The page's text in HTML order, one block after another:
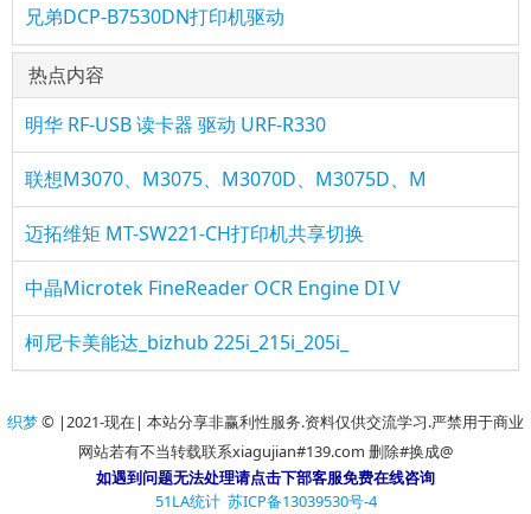
兄弟DCP-B7530DN打印机驱动
热点内容
明华 RF-USB 读卡器 驱动 URF-R330
联想M3070、M3075、M3070D、M3075D、M
迈拓维矩 MT-SW221-CH打印机共享切换
中晶Microtek FineReader OCR Engine DI V
柯尼卡美能达_bizhub 225i_215i_205i_
织梦© |2021-现在| 本站分享非赢利性服务.资料仅供交流学习.严禁用于商业
网站若有不当转载联系xiagujian#139.com 删除#换成@
如遇到问题无法处理请点击下部客服免费在线咨询
51LA统计 苏ICP备13039530号-4